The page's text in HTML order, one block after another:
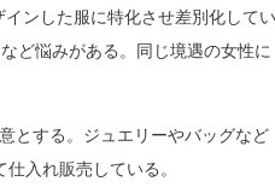
ンした服に特化させ差別化してい
ど悩みがある。同じ境遇の女性に
とする。ジュエリーやバッグなど
入れ販売している。